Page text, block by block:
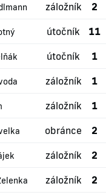
záložník 2
útočník 11
útočník 1
záložník 1
záložník 1
obránce 2
záložník 2
záložník 2